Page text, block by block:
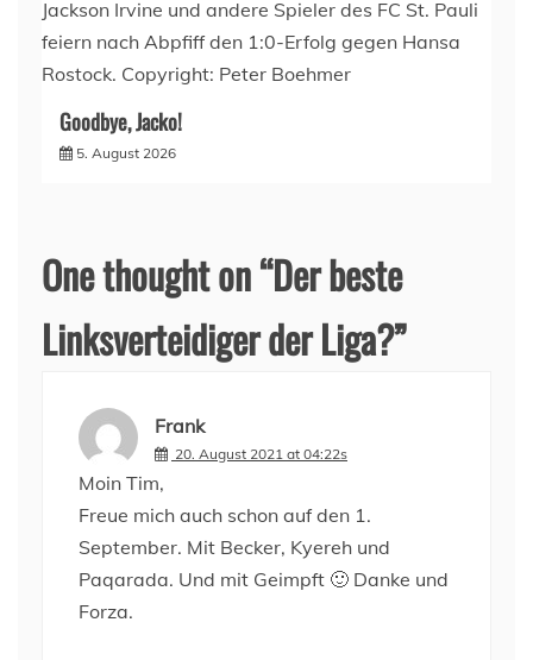
Goodbye, Jacko!
5. August 2026
One thought on “Der beste
Linksverteidiger der Liga?”
Frank
20. August 2021 at 04:22s
Moin Tim,
Freue mich auch schon auf den 1.
September. Mit Becker, Kyereh und
Paqarada. Und mit Geimpft 🙂 Danke und
Forza.